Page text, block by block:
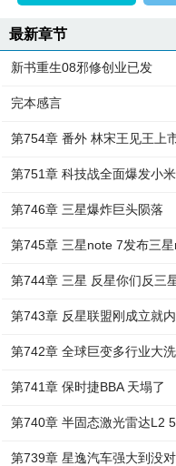
最新章节
新书重生08邪修创业已发
完本感言
第754章 番外 林宋王见王上
第751章 科技战全面爆发小
第746章 三星爆炸巨头陨落
第745章 三星note 7发布三
第744章 三星 反星你们反三
第743章 反星联盟刚成立就
第742章 全球巨变多行业大
第741章 保时捷BBA 天塌了
第740章 半固态激光雷达L2
第739章 星逸汽车强大到没